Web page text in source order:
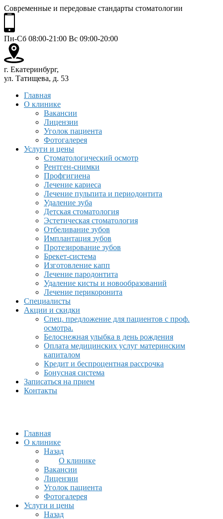
Современные и передовые стандарты стоматологии
Пн-Сб 08:00-21:00 Вс 09:00-20:00
г. Екатеринбург,
ул. Татищева, д. 53
Главная
О клинике
Вакансии
Лицензии
Уголок пациента
Фотогалерея
Услуги и цены
Стоматологический осмотр
Рентген-снимки
Профгигиена
Лечение кариеса
Лечение пульпита и периодонтита
Удаление зуба
Детская стоматология
Эстетическая стоматология
Отбеливание зубов
Имплантация зубов
Протезирование зубов
Брекет-система
Изготовление капп
Лечение пародонтита
Удаление кисты и новообразований
Лечение перикоронита
Специалисты
Акции и скидки
Спец. предложение для пациентов с проф.
осмотра.
Белоснежная улыбка в день рождения
Оплата медицинских услуг материнским
капиталом
Кредит и беспроцентная рассрочка
Бонусная система
Записаться на прием
Контакты
Главная
О клинике
Назад
О клинике
Вакансии
Лицензии
Уголок пациента
Фотогалерея
Услуги и цены
Назад